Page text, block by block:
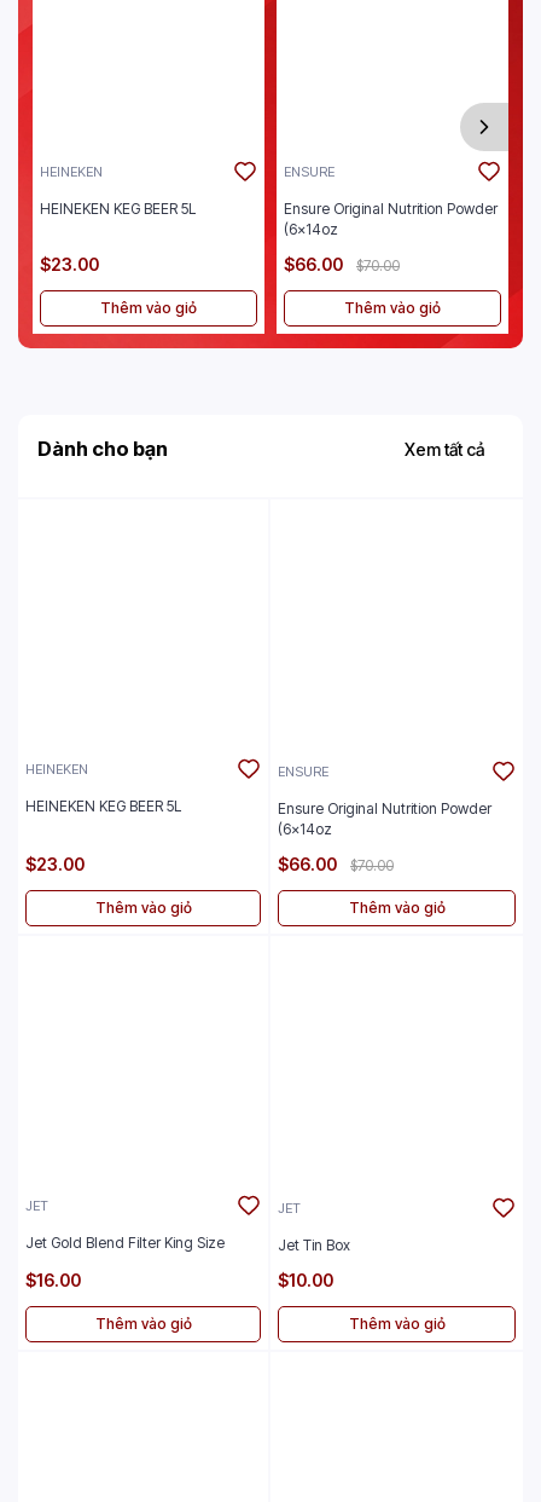
HEINEKEN
HEINEKEN KEG BEER 5L
$23.00
Thêm vào giỏ
ENSURE
Ensure Original Nutrition Powder
(6x14oz
$66.00 $70.00
Thêm vào giỏ
Dành cho bạn Xem tất cả
HEINEKEN
HEINEKEN KEG BEER 5L
$23.00
Thêm vào giỏ
ENSURE
Ensure Original Nutrition Powder
(6x14oz
$66.00 $70.00
Thêm vào giỏ
JET
Jet Gold Blend Filter King Size
$16.00
Thêm vào giỏ
JET
Jet Tin Box
$10.00
Thêm vào giỏ